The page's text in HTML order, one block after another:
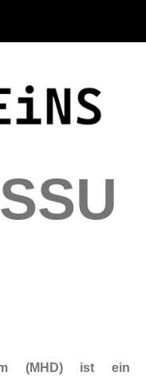
(MHD) ist ein